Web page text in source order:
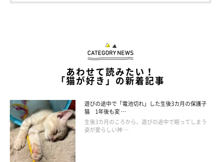
関連記事:
たら悲しむ？ 注目された猫の反応にほっこり
♡Instagramユーザー＠dora_me0416さんの愛猫・カツヲくんは、
「ネズミのぬいぐるみ」が大のお気に入り♪ 飼い主さんは「ネズ
ミのぬいぐるみを洗ったら、カツヲが悲しむかも…」と迷ったそう
ですが、洗うことを決意！ このネズミのぬいぐるみを洗う・洗わ
ない問題が大きな反響を呼んだんです。
掲載協力／Instagram（
※この記事は投稿者さまにご了承をいただいたうえで制作してい
あわせて読みたい！
「猫が好き」の新着記事
遊びの途中で「電池切れ」した生後3カ月の保護子
猫 1年後も変 …
生後3カ月のころから、遊びの途中で眠ってしまう
姿が愛らしい神 …